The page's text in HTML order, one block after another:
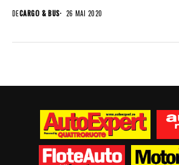
DECARGO & BUS 26 MAI 2020